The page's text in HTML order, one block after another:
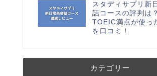
スタディサプリ新
話コースの評判は？
TOEIC満点が使っ
を口コミ！
カテゴリー